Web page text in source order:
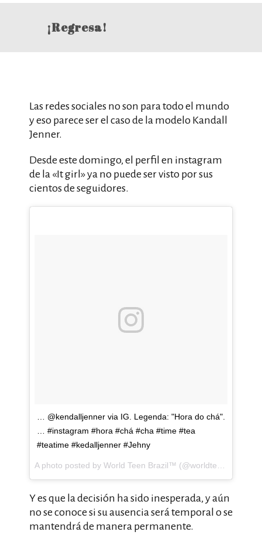
¡Regresa!
Las redes sociales no son para todo el mundo
y eso parece ser el caso de la modelo Kandall
Jenner.
Desde este domingo, el perfil en instagram
de la «It girl» ya no puede ser visto por sus
cientos de seguidores.
… @kendalljenner via IG. Legenda: "Hora do chá".
… #instagram #hora #chá #cha #time #tea
#teatime #kedalljenner #Jehny
A photo posted by World Teen Brazil™ (@worldteenbrazil) on
Y es que la decisión ha sido inesperada, y aún
no se conoce si su ausencia será temporal o se
mantendrá de manera permanente.